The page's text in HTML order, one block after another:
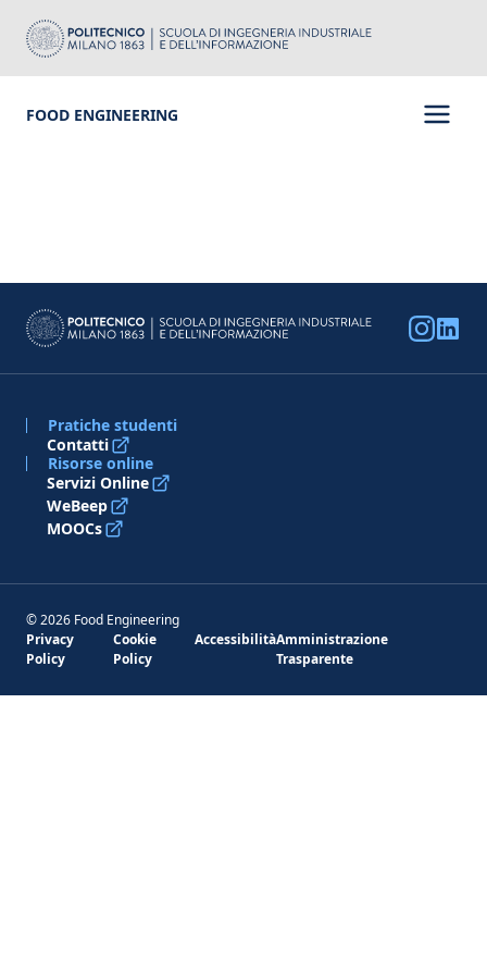
FOOD ENGINEERING
Pratiche studenti
Contatti
Risorse online
Servizi Online
WeBeep
MOOCs
© 2026 Food Engineering
Privacy
Policy
Cookie
Policy
AccessibilitàAmministrazione
Trasparente